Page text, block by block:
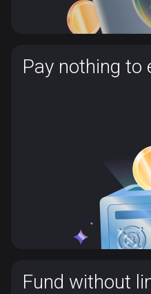
Pay nothing to
Fund without